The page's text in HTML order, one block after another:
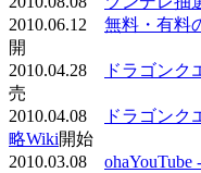
2010.06.12 無料・有料
開
2010.04.28
ドラゴンク
売
2010.04.08
ドラゴンク
略Wiki開始
2010.03.08